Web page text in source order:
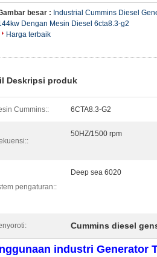
besar : Industrial Cummins Diesel
Dengan Mesin Diesel 6cta8.3-g2
Harga terbaik
Deskripsi produk
Cummins:: 6CTA8.3-G2
50HZ/1500 rpm
pengaturan::
Deep sea 6020
Cummins diesel
industri Generator